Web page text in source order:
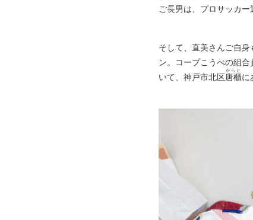
ご長男は、プロサッカー
そして、直美さんご自
ン。コープこうべの組
いて、神戸市北区唐櫃
からと
に